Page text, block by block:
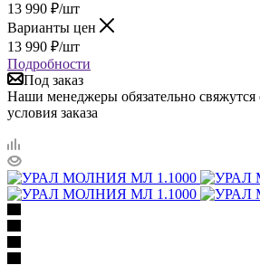
13 990 ₽/шт
Варианты цен
13 990 ₽/шт
Подробности
Под заказ
Наши менеджеры обязательно свяжутся
условия заказа